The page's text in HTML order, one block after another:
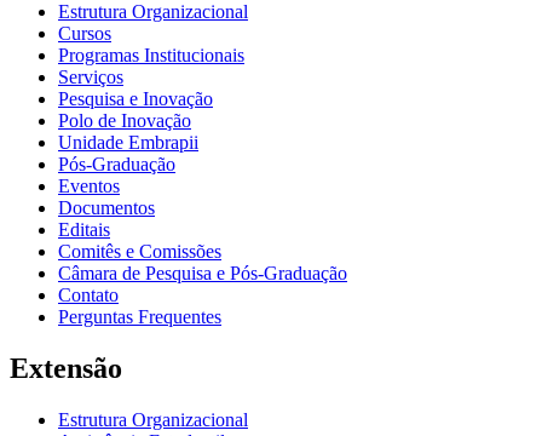
Estrutura Organizacional
Cursos
Programas Institucionais
Serviços
Pesquisa e Inovação
Polo de Inovação
Unidade Embrapii
Pós-Graduação
Eventos
Documentos
Editais
Comitês e Comissões
Câmara de Pesquisa e Pós-Graduação
Contato
Perguntas Frequentes
Extensão
Estrutura Organizacional